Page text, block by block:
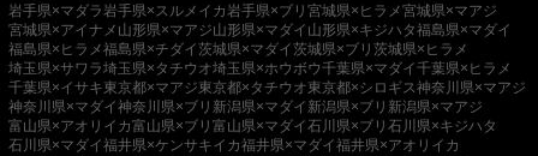
岩手県×マダラ 岩手県×スルメイカ 岩手県×ブリ 宮城県×ヒラメ宮城県×マアジ
宮城県×アイナメ 山形県×マアジ山形県×マダイ 山形県×キジハタ福島県×マダイ
福島県×ヒラメ福島県×チダイ茨城県×マダイ茨城県×ブリ 茨城県×ヒラメ
埼玉県×サワラ埼玉県×タチウオ埼玉県×ホウボウ千葉県×マダイ千葉県×ヒラメ
千葉県×イサキ東京都×マアジ東京都×タチウオ東京都×シロギス神奈川県×マアジ
神奈川県×マダイ神奈川県×ブリ 新潟県×マダイ 新潟県×ブリ 新潟県×マアジ
富山県×アオリイカ富山県×ブリ 富山県×マダイ石川県×ブリ 石川県×キジハタ
石川県×マダイ福井県×ケンサキイカ福井県×マダイ福井県×アオリイカ